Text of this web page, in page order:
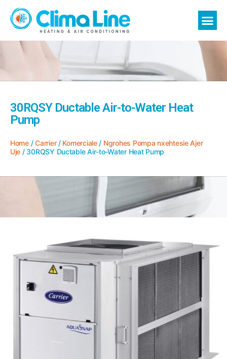
30RQSY Ductable Air-to-Water Heat
Pump
Home/Carrier/ Komerciale/ Ngrohes Pompa nxehtesie Ajer
Uje / 30RQSY Ductable Air-to-Water Heat Pump